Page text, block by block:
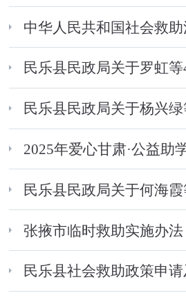
中华人民共和国社会救助
民乐县民政局关于罗虹等
民乐县民政局关于杨兴绿
2025年爱心甘肃·公益助
民乐县民政局关于何海霞
张掖市临时救助实施办法
民乐县社会救助政策申